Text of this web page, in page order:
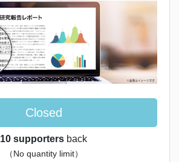
Closed
10 supporters back
（No quantity limit）